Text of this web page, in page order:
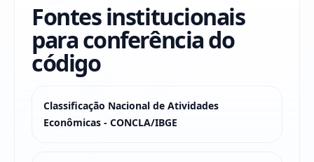
Fontes institucionais
para conferência do
código
Classificação Nacional de Atividades
Econômicas - CONCLA/IBGE